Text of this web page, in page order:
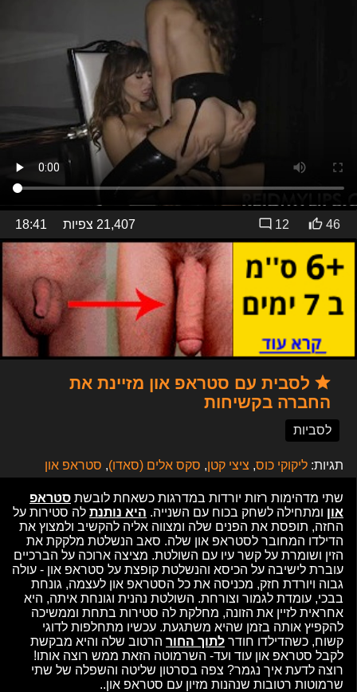
18:41 21,407 צפיות 46
12
לסבית עם סטראפ און מזיינת את
החברה בקשיחות
לסביות
תגיות: ליקוקי כוס, ציצי קטן, סקס אלים (סאדו), סטראפ און
שתי מדהימות רזות יורדות במדרגות כשאחת לובשת סטראפ
און ומתחילה לשחק בכוח עם השנייה. היא נותנת לה סטירות על
החזה, תופסת את הפנים שלה ומצווה אליה להקשיב ולמצוץ את
הדילדו המחובר לסטראפ און שלה. סאב הנשלטת מלקקת את
הזין ושומרת על קשר עיו עם השולטת. מציצה ארוכה על הברכיים
עוברת לישיבה על הכיסא והנשלטת קופצת על סטראפ און - עולה
גבוה ויורדת חזק, מכניסה את כל הסטראפ און לעצמה, גונחת
בבכי, עומדת לגמור וצורחת. השולטת נהנית וגונחת איתה, היא
אחראית לזיין את הזונה, מחלקת לה סטירות בתחת וממשיכה
להקפיץ אותה בזמן שהיא משתגעת. עכשיו מתחלפות לדוגי
קשוח, כשהדילדו חודר לתוך החור הרטוב שלה והיא מבקשת
לקבל סטראפ און עוד ועד- השרמוטה הזאת ממש רוצה אותו!
רוצה לדעת איך נגמר? צפה בסרטון שליטה והשפלה של שתי
שרמוטות רטובות שנהנות מזיון עם סטראפ און..